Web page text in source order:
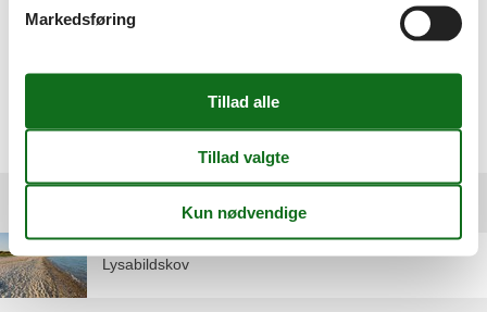
Ingen problemer. Det bliver ikke sidste gang vi skal leje
Destinationer under Skovmose
Lysabildskov
Markedsføring